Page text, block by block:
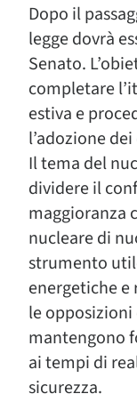
Dopo il
legge dovrà
Senato.
completare
estiva e
l’adozione
Il tema del
dividere il
maggioranza
nucleare di
strumento
energetiche e
le
mantengono
ai tempi di
sicurezza.